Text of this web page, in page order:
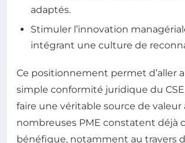
adaptés.
Stimuler l’innovation
intégrant une culture de
Ce positionnement permet d’aller
simple conformité juridique du
faire une véritable source de valeur
nombreuses PME constatent déjà
bénéfique, notamment au travers